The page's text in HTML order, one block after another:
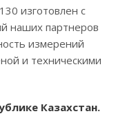
изготовлен с
наших партнеров
измерений
и техническими
Казахстан.